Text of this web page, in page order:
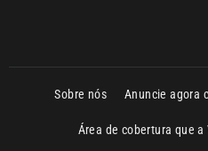
Sobre nós Anuncie agora
Área de cobertura que a